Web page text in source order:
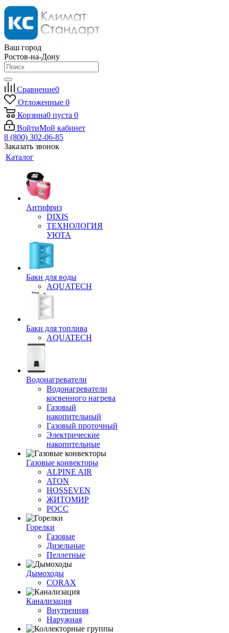
Ваш город
Ростов-на-Дону
Сравнение0
Отложенные 0
Корзина0 пуста 0
ВойтиМой кабинет
8 (800) 302-06-85
Заказать звонок
Каталог
Антифриз
DIXIS
ТЕХНОЛОГИЯ
УЮТА
Баки для воды
AQUATECH
Баки для топлива
AQUATECH
Водонагреватели
Водонагреватели
косвенного нагрева
Газовый
накопительный
Газовый проточный
Электрические
накопительные
Газовые конвекторы
ALPINE AIR
ATON
HOSSEVEN
ЖИТОМИР
РОСС
Горелки
Газовые
Дизельные
Пеллетные
Дымоходы
CORAX
Канализация
Внутренняя
Наружная